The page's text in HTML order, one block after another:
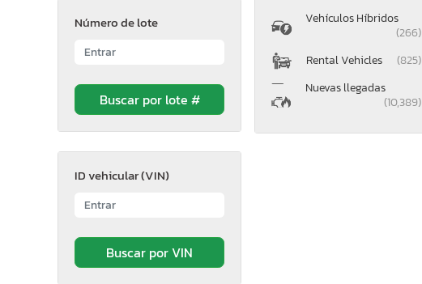
Número de lote
ID vehicular (VIN)
Vehículos Híbridos
(266)
Rental Vehicles
(825)
Nuevas llegadas
(10,389)